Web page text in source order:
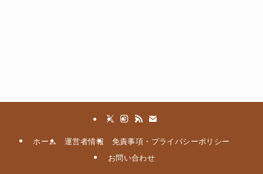
ホーム 運営者情報
免責事項・プライバシーポリシー
お問い合わせ